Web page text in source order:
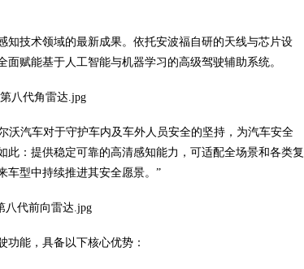
技术领域的最新成果。依托安波福自研的天线与芯片设
赋能基于人工智能与机器学习的高级驾驶辅助系统。
沃汽车对于守护车内及车外人员安全的坚持，为汽车安全
：提供稳定可靠的高清感知能力，可适配全场景和各类复
车型中持续推进其安全愿景。”
能，具备以下核心优势：